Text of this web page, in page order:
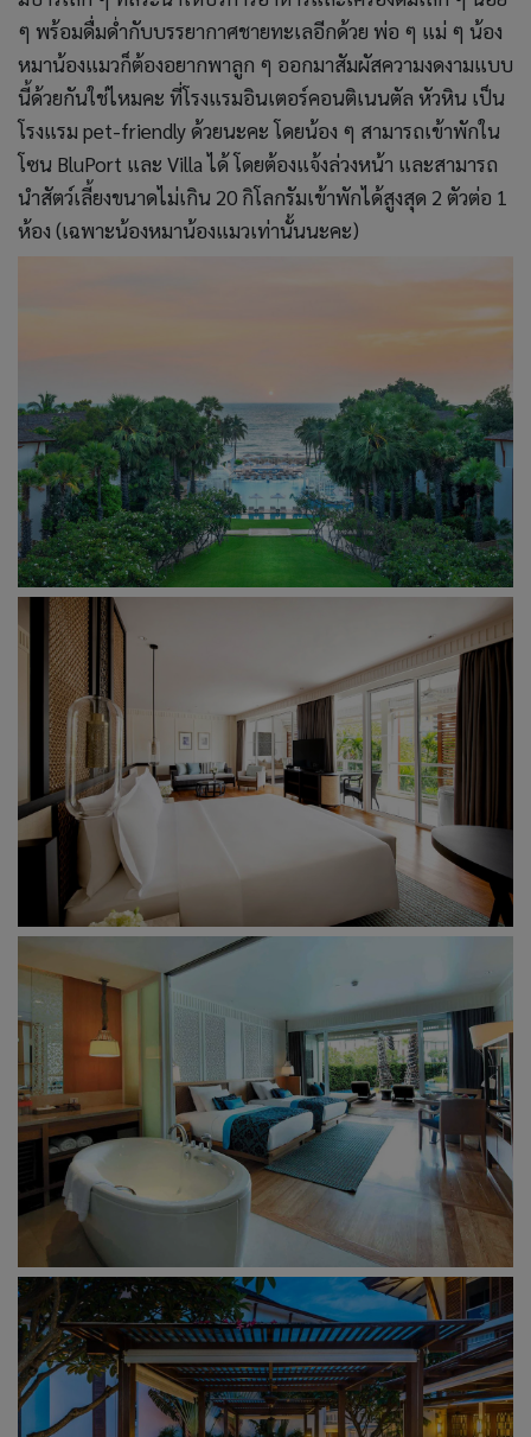
ๆ พร้อมดื่มด่ำกับบรรยากาศชายทะเลอีกด้วย พ่อ ๆ แม่ ๆ น้อง
หมาน้องแมวก็ต้องอยากพาลูก ๆ ออกมาสัมผัสความงดงามแบบ
นี้ด้วยกันใช่ไหมคะ ที่โรงแรมอินเตอร์คอนติเนนตัล หัวหิน เป็น
โรงแรม pet-friendly ด้วยนะคะ โดยน้อง ๆ สามารถเข้าพักใน
โซน BluPort และ Villa ได้ โดยต้องแจ้งล่วงหน้า และสามารถ
นำสัตว์เลี้ยงขนาดไม่เกิน 20 กิโลกรัมเข้าพักได้สูงสุด 2 ตัวต่อ 1
ห้อง (เฉพาะน้องหมาน้องแมวเท่านั้นนะคะ)